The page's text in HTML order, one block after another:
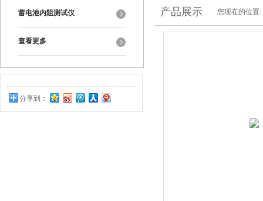
蓄电池内阻测试仪
查看更多
分享到：
0
产品展示 您现在的位置: